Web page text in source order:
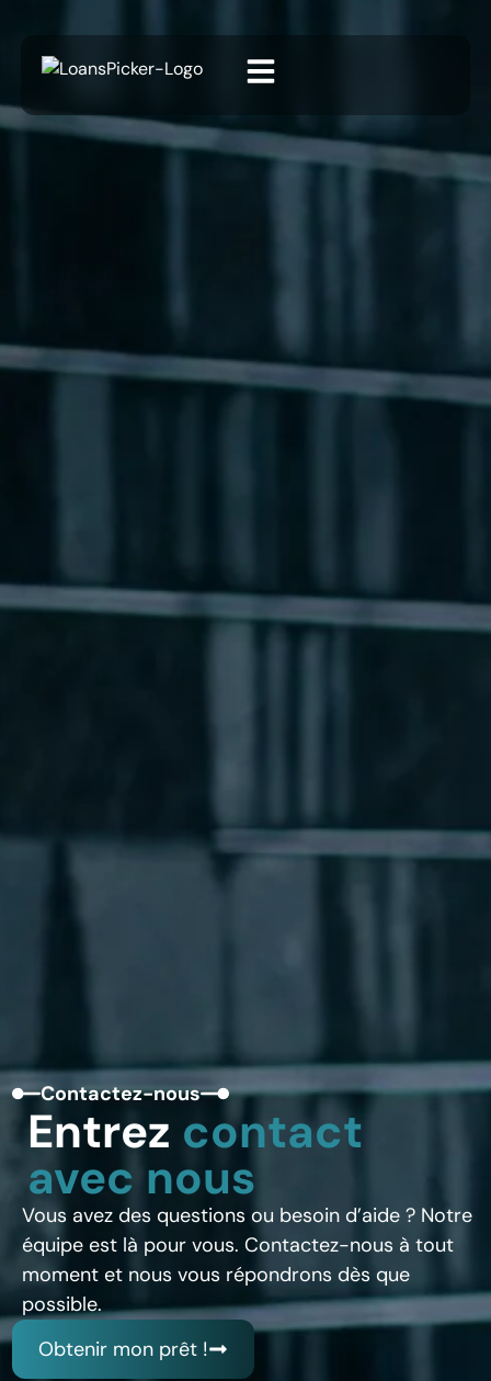
Contactez-nous
Entrez contact
avec nous
Vous avez des questions ou besoin d’aide ? Notre
équipe est là pour vous. Contactez-nous à tout
moment et nous vous répondrons dès que
possible.
Obtenir mon prêt !